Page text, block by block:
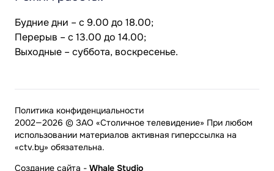
Будние дни – с 9.00 до 18.00;
Перерыв – с 13.00 до 14.00;
Выходные – суббота, воскресенье.
2002—2026 © ЗАО «Столичное телевидение» При любом
использовании материалов активная гиперссылка на
«ctv.by» обязательна.
Политика конфиденциальности
Создание сайта - Whale Studio